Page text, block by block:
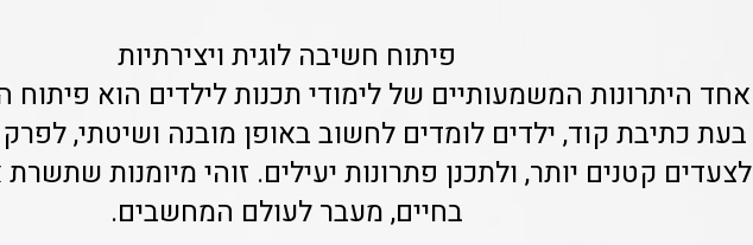
פיתוח חשיבה לוגית ויצירתיות
אחד היתרונות המשמעותיים של לימודי תכנות לילדים הוא פיתוח
בעת כתיבת קוד, ילדים לומדים לחשוב באופן מובנה ושיטתי,
לצעדים קטנים יותר, ולתכנן פתרונות יעילים. זוהי מיומנות
בחיים, מעבר לעולם המחשבים.